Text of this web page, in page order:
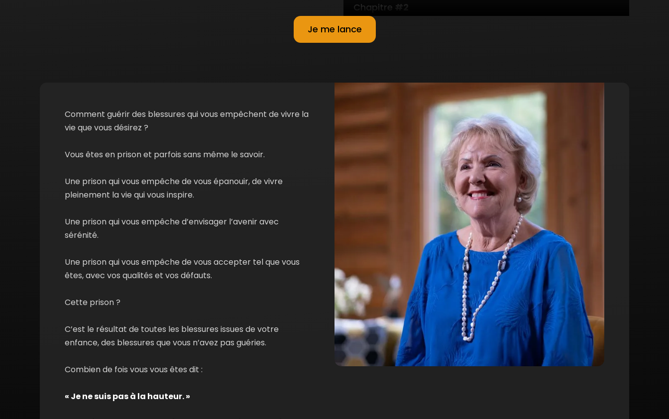
Chapitre #2
2. Le grand outil de l'égo : la culpabilité. 15:46 min
Chapitre
1. Comment devenir maître de sa vie ?
2. Les 5 blessures de l'âme et leurs masques.
Chapitre
1. Comment se libérer de nos masques pour guérir de
nos blessures ?
2. La technique du dialogue intérieur.
3. Comment pratiquer le dialogue intérieur à deux ? 14:56 min
4. Les situations qui peuvent se présenter pendant
11:20 min
Je me lance
Comment guérir des blessures qui vous empêchent de vivre la
vie que vous désirez ?
Vous êtes en prison et parfois sans même le savoir.
Une prison qui vous empêche de vous épanouir, de vivre
pleinement la vie qui vous inspire.
Une prison qui vous empêche d’envisager l’avenir avec
sérénité.
Une prison qui vous empêche de vous accepter tel que vous
êtes, avec vos qualités et vos défauts.
Cette prison ?
C’est le résultat de toutes les blessures issues de votre
enfance, des blessures que vous n’avez pas guéries.
Combien de fois vous vous êtes dit :
« Je ne suis pas à la hauteur. »